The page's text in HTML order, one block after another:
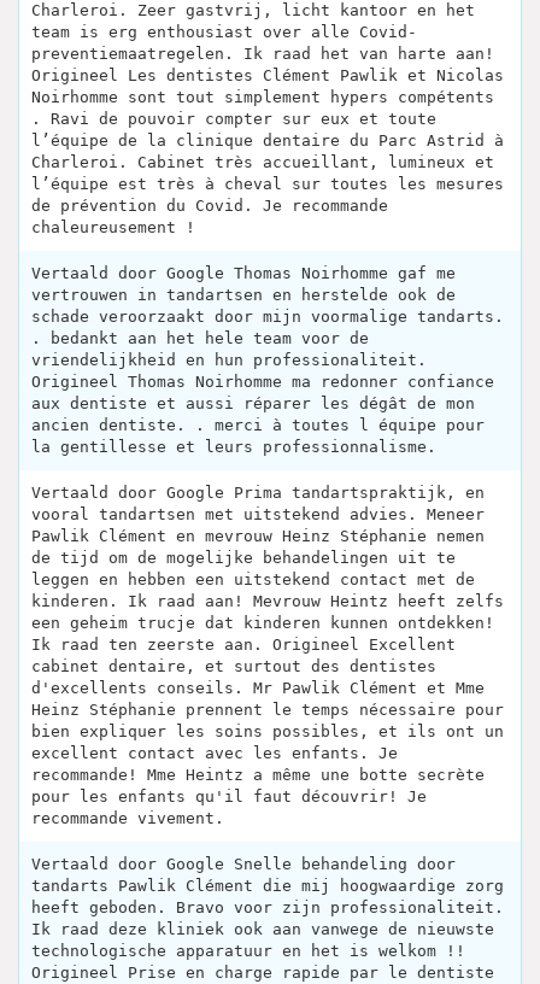
Charleroi. Zeer gastvrij, licht kantoor en het
team is erg enthousiast over alle Covid-
preventiemaatregelen. Ik raad het van harte aan!
Origineel Les dentistes Clément Pawlik et Nicolas
Noirhomme sont tout simplement hypers compétents
. Ravi de pouvoir compter sur eux et toute
l’équipe de la clinique dentaire du Parc Astrid à
Charleroi. Cabinet très accueillant, lumineux et
l’équipe est très à cheval sur toutes les mesures
de prévention du Covid. Je recommande
chaleureusement !
Vertaald door Google Thomas Noirhomme gaf me
vertrouwen in tandartsen en herstelde ook de
schade veroorzaakt door mijn voormalige tandarts.
. bedankt aan het hele team voor de
vriendelijkheid en hun professionaliteit.
Origineel Thomas Noirhomme ma redonner confiance
aux dentiste et aussi réparer les dégât de mon
ancien dentiste. . merci à toutes l équipe pour
la gentillesse et leurs professionnalisme.
Vertaald door Google Prima tandartspraktijk, en
vooral tandartsen met uitstekend advies. Meneer
Pawlik Clément en mevrouw Heinz Stéphanie nemen
de tijd om de mogelijke behandelingen uit te
leggen en hebben een uitstekend contact met de
kinderen. Ik raad aan! Mevrouw Heintz heeft zelfs
een geheim trucje dat kinderen kunnen ontdekken!
Ik raad ten zeerste aan. Origineel Excellent
cabinet dentaire, et surtout des dentistes
d'excellents conseils. Mr Pawlik Clément et Mme
Heinz Stéphanie prennent le temps nécessaire pour
bien expliquer les soins possibles, et ils ont un
excellent contact avec les enfants. Je
recommande! Mme Heintz a même une botte secrète
pour les enfants qu'il faut découvrir! Je
recommande vivement.
Vertaald door Google Snelle behandeling door
tandarts Pawlik Clément die mij hoogwaardige zorg
heeft geboden. Bravo voor zijn professionaliteit.
Ik raad deze kliniek ook aan vanwege de nieuwste
technologische apparatuur en het is welkom !!
Origineel Prise en charge rapide par le dentiste